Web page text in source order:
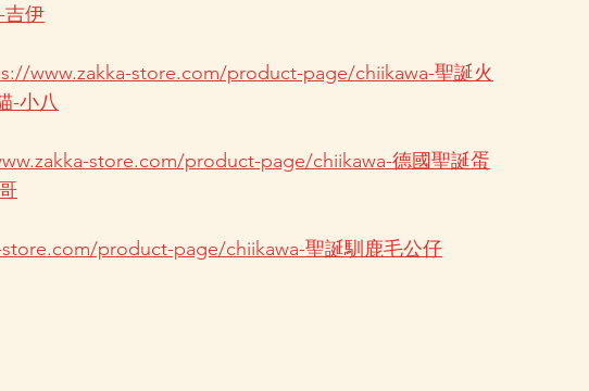
吉伊
www.zakka-store.com/product-page/chiikawa-聖誕火
-小八
store.com/product-page/chiikawa-德國聖誕蛋
product-page/chiikawa-聖誕馴鹿毛公仔